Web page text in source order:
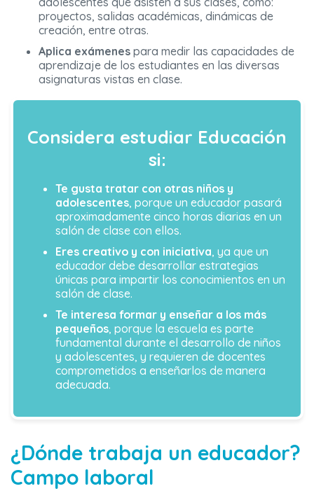
proyectos, salidas académicas, dinámicas de
creación, entre otras.
Aplica exámenes para medir las capacidades de
aprendizaje de los estudiantes en las diversas
asignaturas vistas en clase.
Considera estudiar Educación
si:
Te gusta tratar con otras niños y
adolescentes, porque un educador pasará
aproximadamente cinco horas diarias en un
salón de clase con ellos.
Eres creativo y con iniciativa, ya que un
educador debe desarrollar estrategias
únicas para impartir los conocimientos en un
salón de clase.
Te interesa formar y enseñar a los más
pequeños, porque la escuela es parte
fundamental durante el desarrollo de niños
y adolescentes, y requieren de docentes
comprometidos a enseñarlos de manera
adecuada.
¿Dónde trabaja un educador?
Campo laboral